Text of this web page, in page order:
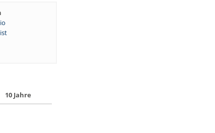
10 Jahre